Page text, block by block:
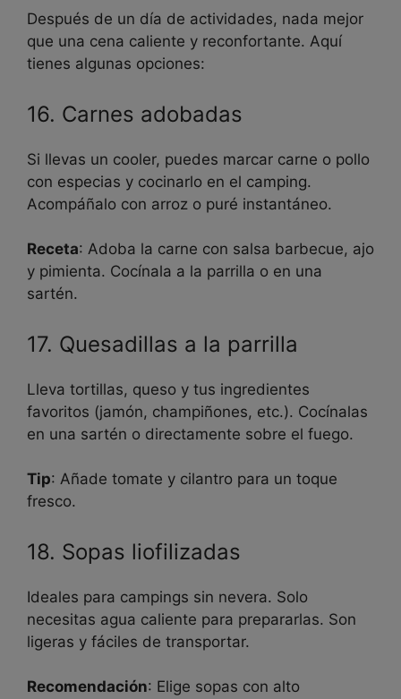
Después de un día de actividades, nada mejor
que una cena caliente y reconfortante. Aquí
tienes algunas opciones:
16. Carnes adobadas
Si llevas un cooler, puedes marcar carne o pollo
con especias y cocinarlo en el camping.
Acompáñalo con arroz o puré instantáneo.
Receta: Adoba la carne con salsa barbecue, ajo
y pimienta. Cocínala a la parrilla o en una
sartén.
17. Quesadillas a la parrilla
Lleva tortillas, queso y tus ingredientes
favoritos (jamón, champiñones, etc.). Cocínalas
en una sartén o directamente sobre el fuego.
Tip: Añade tomate y cilantro para un toque
fresco.
18. Sopas liofilizadas
Ideales para campings sin nevera. Solo
necesitas agua caliente para prepararlas. Son
ligeras y fáciles de transportar.
Recomendación: Elige sopas con alto